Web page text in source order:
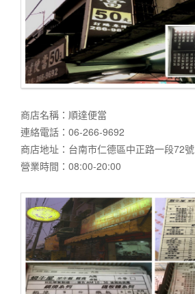
商店名稱：順達便當
連絡電話：06-266-9692
商店地址：台南市仁德區中正路一段72號
營業時間：08:00-20:00